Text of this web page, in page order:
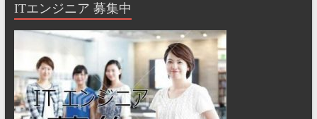
ITエンジニア 募集中